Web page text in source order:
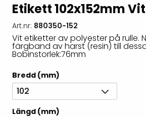
Etikett 102x152mm
Art.nr: 880350-152
Vit etiketter av polyester på rulle.
färgband av harst (resin) till
Bobinstorlek:76mm
Bredd (mm)
102
Längd (mm)